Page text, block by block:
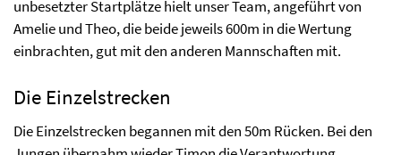
unbesetzter Startplätze hielt unser Team, angeführt von
Amelie und Theo, die beide jeweils 600m in die Wertung
einbrachten, gut mit den anderen Mannschaften mit.
Die Einzelstrecken
Die Einzelstrecken begannen mit den 50m Rücken. Bei den